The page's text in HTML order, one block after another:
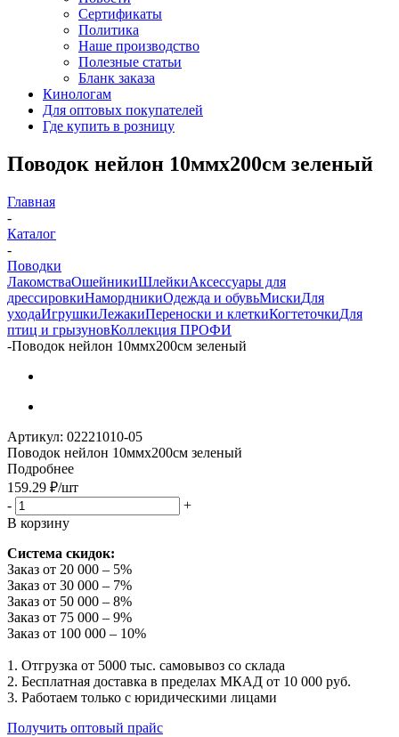
Сертификаты
Политика
Наше производство
Полезные статьи
Бланк заказа
Кинологам
Для оптовых покупателей
Где купить в розницу
Поводок нейлон 10ммх200см зеленый
Главная
-
Каталог
-
Поводки
ЛакомстваОшейникиШлейкиАксессуары для
дрессировкиНамордникиОдежда и обувьМискиДля
уходаИгрушкиЛежакиПереноски и клеткиКогтеточкиДля
птиц и грызуновКоллекция ПРОФИ
-Поводок нейлон 10ммх200см зеленый
Артикул: 02221010-05
Поводок нейлон 10ммх200см зеленый
Подробнее
159.29 ₽/шт
-
+
В корзину
Система скидок:
Заказ от 20 000 – 5%
Заказ от 30 000 – 7%
Заказ от 50 000 – 8%
Заказ от 75 000 – 9%
Заказ от 100 000 – 10%
1. Отгрузка от 5000 тыс. самовывоз со склада
2. Бесплатная доставка в пределах МКАД от 10 000 руб.
3. Работаем только с юридическими лицами
Получить оптовый прайс